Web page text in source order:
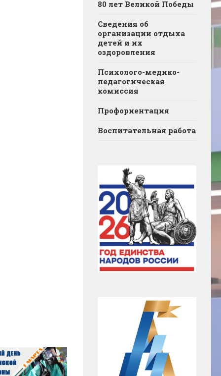
80 лет Великой Победы
Сведения об
организации отдыха
детей и их
оздоровления
Психолого-медико-
педагогическая
комиссия
Профориентация
Воспитательная работа